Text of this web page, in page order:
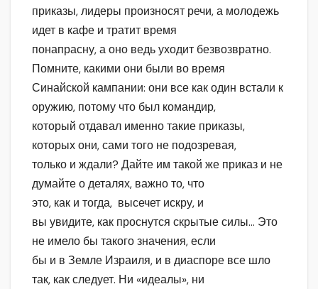
приказы, лидеры произносят речи, а молодежь
идет в кафе и тратит время
понапрасну, а оно ведь уходит безвозвратно.
Помните, какими они были во время
Синайской кампании: они все как один встали к
оружию, потому что был командир,
который отдавал именно такие приказы,
которых они, сами того не подозревая,
только и ждали? Дайте им такой же приказ и не
думайте о деталях, важно то, что
это, как и тогда, высечет искру, и
вы увидите, как проснутся скрытые силы… Это
не имело бы такого значения, если
бы и в Земле Израиля, и в диаспоре все шло
так, как следует. Ни «идеалы», ни